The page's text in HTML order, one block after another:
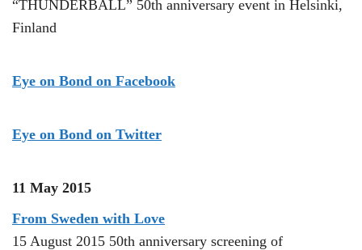
“THUNDERBALL” 50th anniversary event in Helsinki,
Finland
Eye on Bond on Facebook
Eye on Bond on Twitter
11 May 2015
From Sweden with Love
15 August 2015 50th anniversary screening of